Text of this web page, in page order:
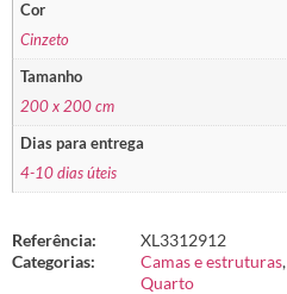
Cor
Cinzeto
Tamanho
200 x 200 cm
Dias para entrega
4-10 dias úteis
Referência:
XL3312912
Categorias:
Camas e estruturas,
Quarto